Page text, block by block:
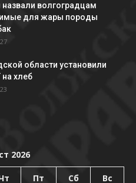
назвали волгоградцам
для жары породы
области установили
хлеб
2026
Пт Сб Вс